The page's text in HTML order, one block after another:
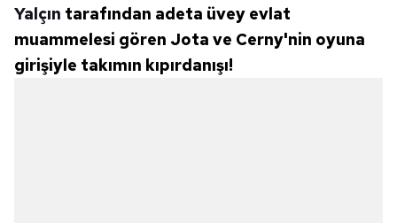
Yalçın tarafından adeta üvey evlat
muammelesi gören Jota ve Cerny'nin oyuna
girişiyle takımın kıpırdanışı!